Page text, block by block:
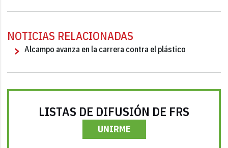
NOTICIAS RELACIONADAS
Alcampo avanza en la carrera contra el plástico
LISTAS DE DIFUSIÓN DE FRS
UNIRME